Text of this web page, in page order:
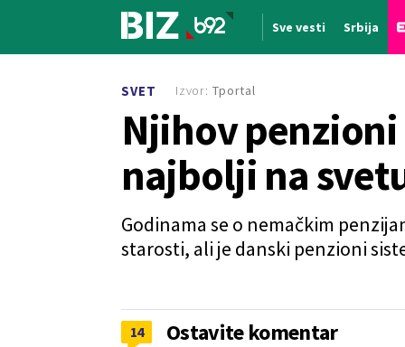
Sve vesti Srbija
SVET
Njihov
najbolji na
Godinama se o nemačkim
starosti, ali je danski penzioni
Izvor: Tportal
14 Ostavite komentar